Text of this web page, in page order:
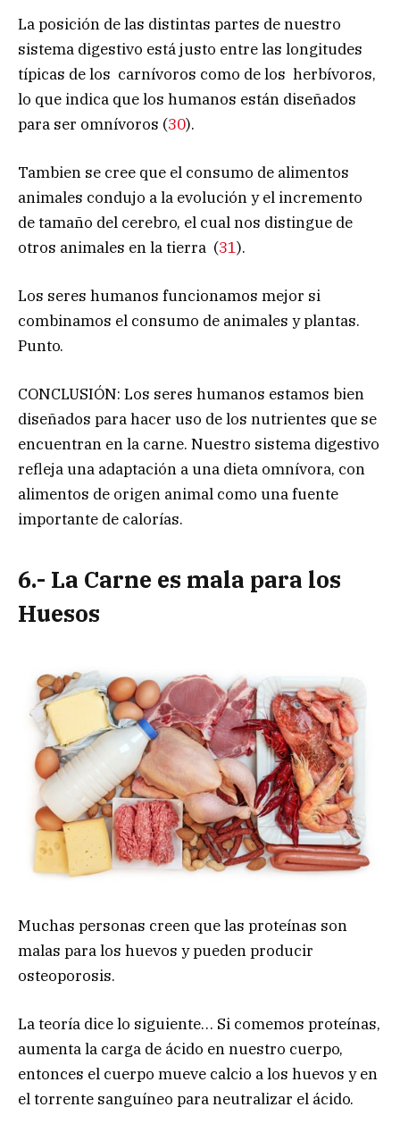
La posición de las distintas partes de nuestro
sistema digestivo está justo entre las longitudes
típicas de los carnívoros como de los herbívoros,
lo que indica que los humanos están diseñados
para ser omnívoros (30).
Tambien se cree que el consumo de alimentos
animales condujo a la evolución y el incremento
de tamaño del cerebro, el cual nos distingue de
otros animales en la tierra (31).
Los seres humanos funcionamos mejor si
combinamos el consumo de animales y plantas.
Punto.
CONCLUSIÓN: Los seres humanos estamos bien
diseñados para hacer uso de los nutrientes que se
encuentran en la carne. Nuestro sistema digestivo
refleja una adaptación a una dieta omnívora, con
alimentos de origen animal como una fuente
importante de calorías.
6.- La Carne es mala para los
Huesos
Muchas personas creen que las proteínas son
malas para los huevos y pueden producir
osteoporosis.
La teoría dice lo siguiente… Si comemos proteínas,
aumenta la carga de ácido en nuestro cuerpo,
entonces el cuerpo mueve calcio a los huevos y en
el torrente sanguíneo para neutralizar el ácido.